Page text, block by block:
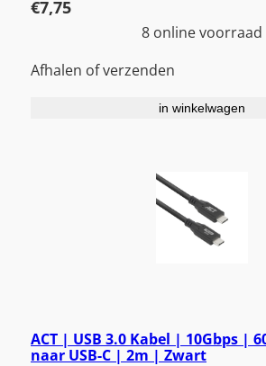
€7,75
8 online voorraad
Afhalen of verzenden
in winkelwagen
ACT | USB 3.0 Kabel | 10Gbps |
naar USB-C | 2m | Zwart